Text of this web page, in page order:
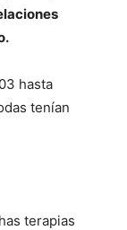
hasta
tenían
terapias